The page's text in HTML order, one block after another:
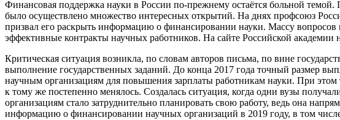
Финансовая поддержка науки в России по-прежнему остаётся больной
было осуществлено множество интересных открытий. На днях профсоюз
призвал его раскрыть информацию о финансировании науки. Массу
эффективные контракты научных работников. На сайте Российской академии
Критическая ситуация возникла, по словам авторов письма, по вине
выполнение государственных заданий. До конца 2017 года точный размер
научным организациям для повышения зарплаты работникам науки. При этом
к тому же постепенно менялось. Создалась ситуация, когда одни вузы
организациям стало затруднительно планировать свою работу, ведь она
информацию о финансировании научных организаций в 2019 году, в том